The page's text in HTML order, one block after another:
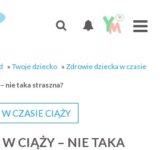
» Twoje dziecko » Zdrowie dziecka w czasie
nie taka straszna?
CIĄŻY – NIE TAKA
CZASIE CIĄŻY